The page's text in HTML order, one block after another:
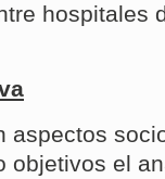
hospitales
aspectos
objetivos el